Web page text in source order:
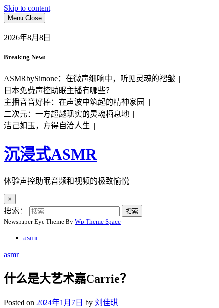
Skip to content
Menu Close
2026年8月8日
Breaking News
ASMRbySimone：在微声细响中，听见灵魂的褶皱 |
日本免费声控助眠主播有哪些？ |
主播音音好棒：在声波中筑起的精神家园 |
二次元：一方超越现实的灵魂栖息地 |
洁己如玉，方得自洽人生 |
沉浸式ASMR
体验声控助眠音频和视频的极致愉悦
×
搜索：
Newspaper Eye Theme By Wp Theme Space
asmr
asmr
什么是大艺术嘉Carrie？
Posted on 2024年1月7日 by 刘佳琪